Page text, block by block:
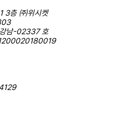
3층 ㈜위시켓
남-02337 호